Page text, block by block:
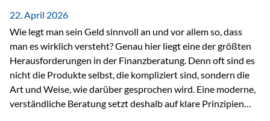
22. April 2026
Wie legt man sein Geld sinnvoll an und vor allem so, dass
man es wirklich versteht? Genau hier liegt eine der größten
Herausforderungen in der Finanzberatung. Denn oft sind es
nicht die Produkte selbst, die kompliziert sind, sondern die
Art und Weise, wie darüber gesprochen wird. Eine moderne,
verständliche Beratung setzt deshalb auf klare Prinzipien